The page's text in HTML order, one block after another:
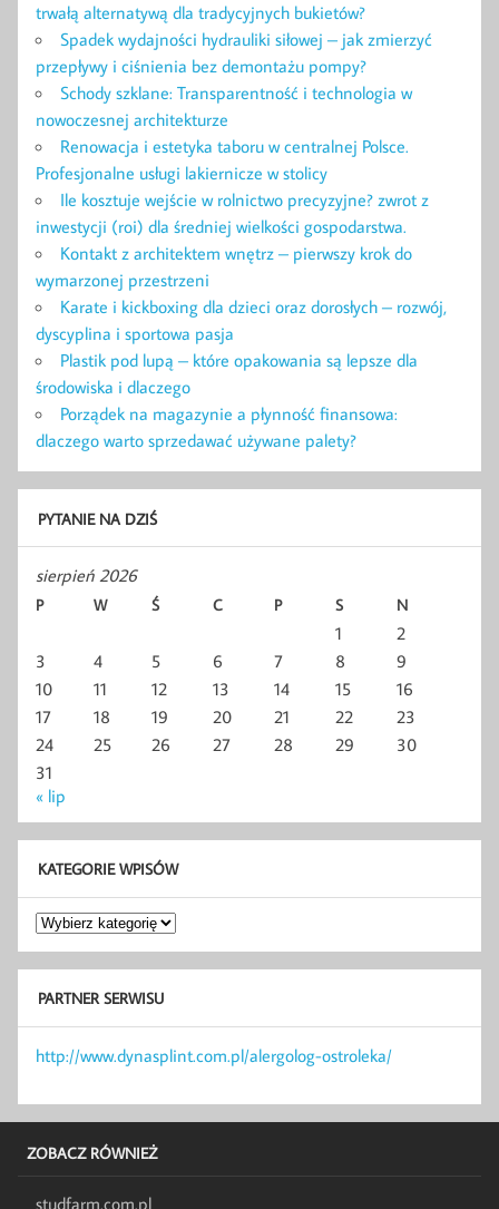
trwałą alternatywą dla tradycyjnych bukietów?
Spadek wydajności hydrauliki siłowej – jak zmierzyć
przepływy i ciśnienia bez demontażu pompy?
Schody szklane: Transparentność i technologia w
nowoczesnej architekturze
Renowacja i estetyka taboru w centralnej Polsce.
Profesjonalne usługi lakiernicze w stolicy
Ile kosztuje wejście w rolnictwo precyzyjne? zwrot z
inwestycji (roi) dla średniej wielkości gospodarstwa.
Kontakt z architektem wnętrz – pierwszy krok do
wymarzonej przestrzeni
Karate i kickboxing dla dzieci oraz dorosłych – rozwój,
dyscyplina i sportowa pasja
Plastik pod lupą – które opakowania są lepsze dla
środowiska i dlaczego
Porządek na magazynie a płynność finansowa:
dlaczego warto sprzedawać używane palety?
PYTANIE NA DZIŚ
sierpień 2026
P W Ś C P S N
1
2
3
4 5 6 7 8
9
10
11 12 13 14 15
16
17
18 19 20 21 22
23
24
25 26 27 28 29
30
31
« lip
KATEGORIE WPISÓW
Kategorie
wpisów
PARTNER SERWISU
http://www.dynasplint.com.pl/alergolog-ostroleka/
ZOBACZ RÓWNIEŻ
studfarm.com.pl